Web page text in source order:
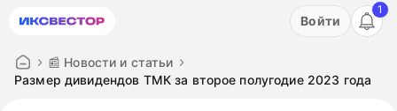
Акция: бесплатный пробный период на 3 дня!
Войти
1
📰 Новости и статьи
Размер дивидендов ТМК за второе полугодие 2023 года